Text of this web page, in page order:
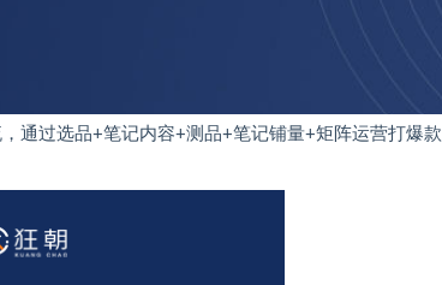
通过选品+笔记内容+测品+笔记铺量+矩阵运营打爆款